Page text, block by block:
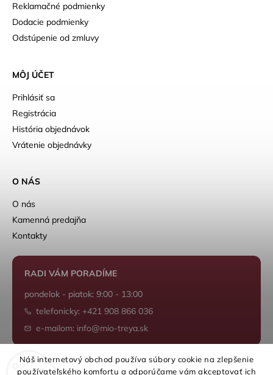
Náš internetový obchod používa súbory cookie na zlepšenie
používateľského komfortu a odporúčame vám akceptovať ich
Reklamačné podmienky
Dodacie podmienky
Odstúpenie od zmluvy
MÔJ ÚČET
Prihlásiť sa
Registrácia
História objednávok
Vrátenie objednávky
O NÁS
O nás
Kamenná predajňa
Kontakty
RADI VÁM PORADÍME
pondelok - piatok: 9:00 - 13:00
telefonicky: +421 908 866 036
e-mailom: info@mio-treya.sk